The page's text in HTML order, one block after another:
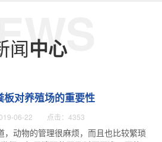
闻中心
板对养殖场的重要性
06-22 点击：4353
，动物的管理很麻烦，而且也比较繁琐